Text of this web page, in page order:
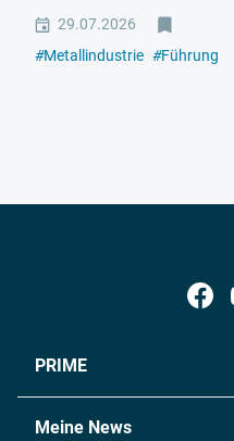
29.07.2026
#Metallindustrie #Führung
PRIME
Meine News